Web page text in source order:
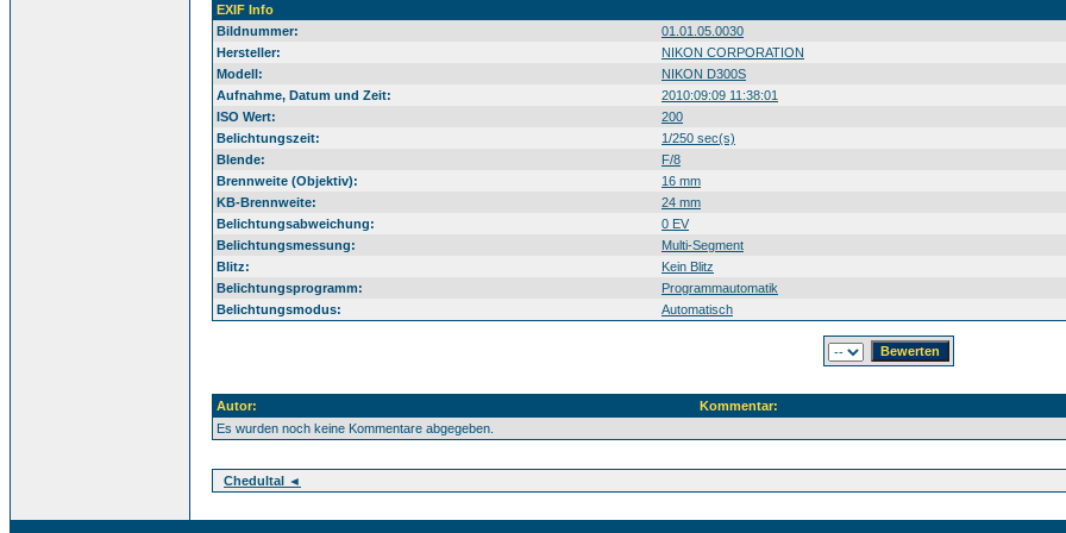
EXIF Info
Bildnummer:
01.01.05.0030
Hersteller:
NIKON CORPORATION
Modell:
NIKON D300S
Aufnahme, Datum und Zeit:
2010:09:09 11:38:01
ISO Wert:
200
Belichtungszeit:
1/250 sec(s)
Blende:
F/8
Brennweite (Objektiv):
16 mm
KB-Brennweite:
24 mm
Belichtungsabweichung:
0 EV
Belichtungsmessung:
Multi-Segment
Blitz:
Kein Blitz
Belichtungsprogramm:
Programmautomatik
Belichtungsmodus:
Automatisch
Autor:
Kommentar:
Es wurden noch keine Kommentare abgegeben.
Chedultal ◄